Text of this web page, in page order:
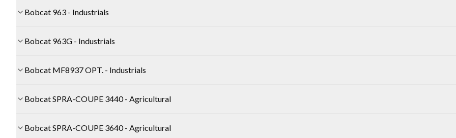
Bobcat 963 - Industrials
Bobcat 963G - Industrials
Bobcat MF8937 OPT. - Industrials
Bobcat SPRA-COUPE 3440 - Agricultural
Bobcat SPRA-COUPE 3640 - Agricultural